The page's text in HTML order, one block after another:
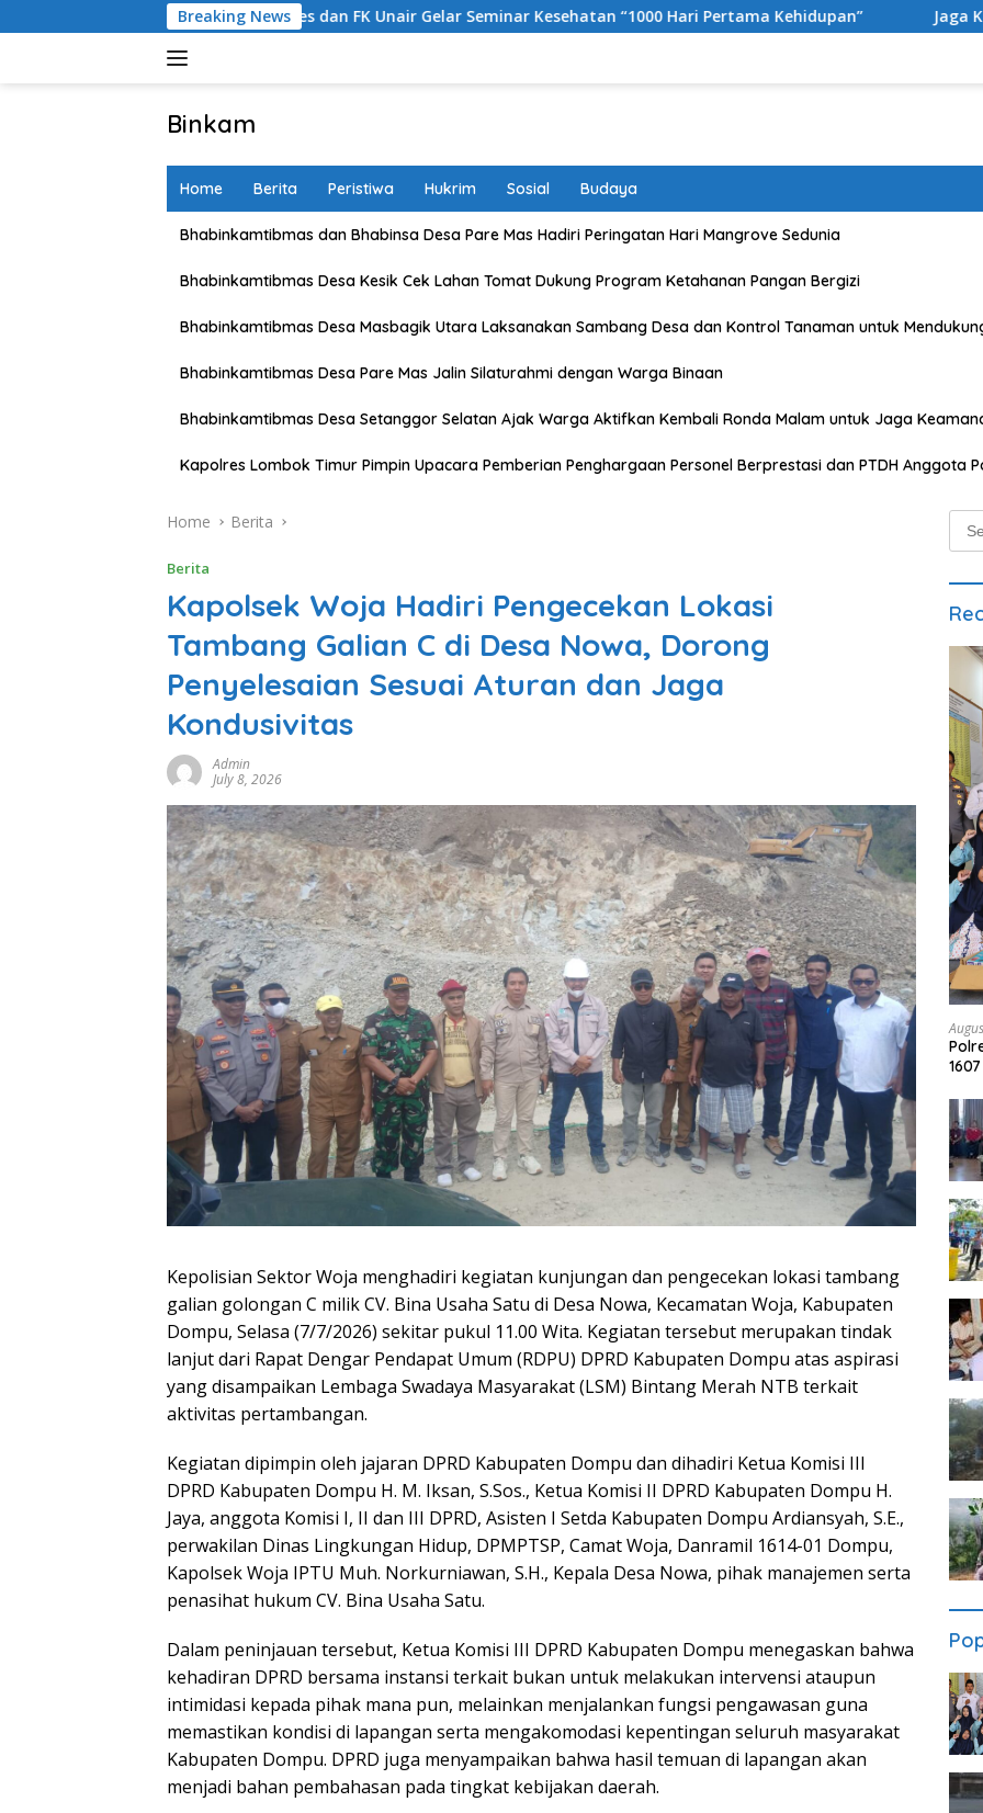
to
Breaking News
Bersama Polres dan FK Unair Gelar Seminar Kesehatan “1000 Hari Pertama Kehidupan” Jaga Kebugaran dan
Binkam
Home Berita Peristiwa Hukrim Sosial Budaya
Bhabinkamtibmas dan Bhabinsa Desa Pare Mas Hadiri Peringatan Hari Mangrove Sedunia
Bhabinkamtibmas Desa Kesik Cek Lahan Tomat Dukung Program Ketahanan Pangan Bergizi
Bhabinkamtibmas Desa Masbagik Utara Laksanakan Sambang Desa dan Kontrol Tanaman untuk
Bhabinkamtibmas Desa Pare Mas Jalin Silaturahmi dengan Warga Binaan
Bhabinkamtibmas Desa Setanggor Selatan Ajak Warga Aktifkan Kembali Ronda Malam untuk Jaga
Kapolres Lombok Timur Pimpin Upacara Pemberian Penghargaan Personel Berprestasi dan PTDH Anggota
Home Berita
Berita
Kapolsek Woja Hadiri Pengecekan Lokasi
Tambang Galian C di Desa Nowa, Dorong
Penyelesaian Sesuai Aturan dan Jaga
Kondusivitas
Admin
July 8, 2026
Kepolisian Sektor Woja menghadiri kegiatan kunjungan dan pengecekan lokasi tambang
galian golongan C milik CV. Bina Usaha Satu di Desa Nowa, Kecamatan Woja, Kabupaten
Dompu, Selasa (7/7/2026) sekitar pukul 11.00 Wita. Kegiatan tersebut merupakan tindak
lanjut dari Rapat Dengar Pendapat Umum (RDPU) DPRD Kabupaten Dompu atas aspirasi
yang disampaikan Lembaga Swadaya Masyarakat (LSM) Bintang Merah NTB terkait
aktivitas pertambangan.
Kegiatan dipimpin oleh jajaran DPRD Kabupaten Dompu dan dihadiri Ketua Komisi III
DPRD Kabupaten Dompu H. M. Iksan, S.Sos., Ketua Komisi II DPRD Kabupaten Dompu H.
Jaya, anggota Komisi I, II dan III DPRD, Asisten I Setda Kabupaten Dompu Ardiansyah, S.E.,
perwakilan Dinas Lingkungan Hidup, DPMPTSP, Camat Woja, Danramil 1614-01 Dompu,
Kapolsek Woja IPTU Muh. Norkurniawan, S.H., Kepala Desa Nowa, pihak manajemen serta
penasihat hukum CV. Bina Usaha Satu.
Dalam peninjauan tersebut, Ketua Komisi III DPRD Kabupaten Dompu menegaskan bahwa
kehadiran DPRD bersama instansi terkait bukan untuk melakukan intervensi ataupun
intimidasi kepada pihak mana pun, melainkan menjalankan fungsi pengawasan guna
memastikan kondisi di lapangan serta mengakomodasi kepentingan seluruh masyarakat
Kabupaten Dompu. DPRD juga menyampaikan bahwa hasil temuan di lapangan akan
menjadi bahan pembahasan pada tingkat kebijakan daerah.
for: